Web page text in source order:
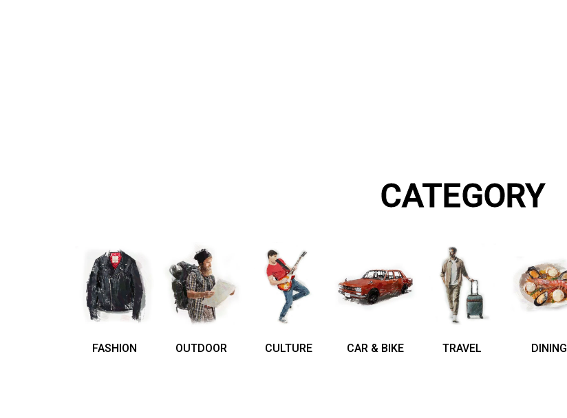
CATEGORY
FASHION OUTDOOR CULTURE CAR & BIKE TRAVEL DINING